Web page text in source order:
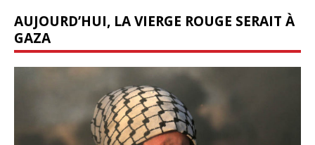
AUJOURD’HUI, LA VIERGE ROUGE SERAIT À
GAZA